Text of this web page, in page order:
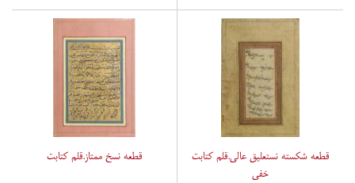
قطعه شکسته نستعلیق عالی.قلم کتابت
خفی
قطعه نسخ ممتاز.قلم کتابت